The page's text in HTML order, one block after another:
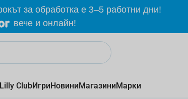
за обработка е 3–5 работни дни!
вече и онлайн!
Lilly ClubИгриНовиниМагазиниМарки